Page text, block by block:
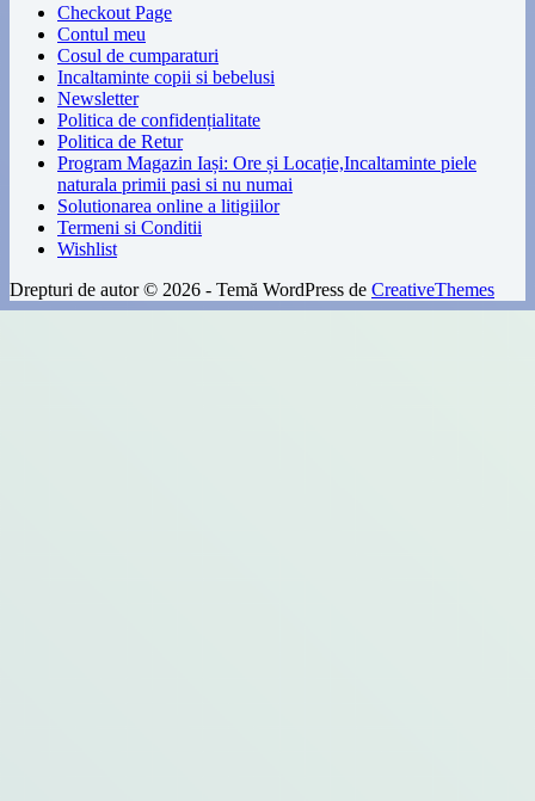
Checkout Page
Contul meu
Cosul de cumparaturi
Incaltaminte copii si bebelusi
Newsletter
Politica de confidențialitate
Politica de Retur
Program Magazin Iași: Ore și Locație,Incaltaminte piele
naturala primii pasi si nu numai
Solutionarea online a litigiilor
Termeni si Conditii
Wishlist
Drepturi de autor © 2026 - Temă WordPress de CreativeThemes